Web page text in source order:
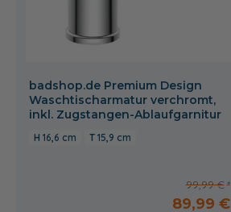
badshop.de Premium Design
Waschtischarmatur verchromt,
inkl. Zugstangen-Ablaufgarnitur
16,6 cm 15,9 cm
99,99 €
89,99 €